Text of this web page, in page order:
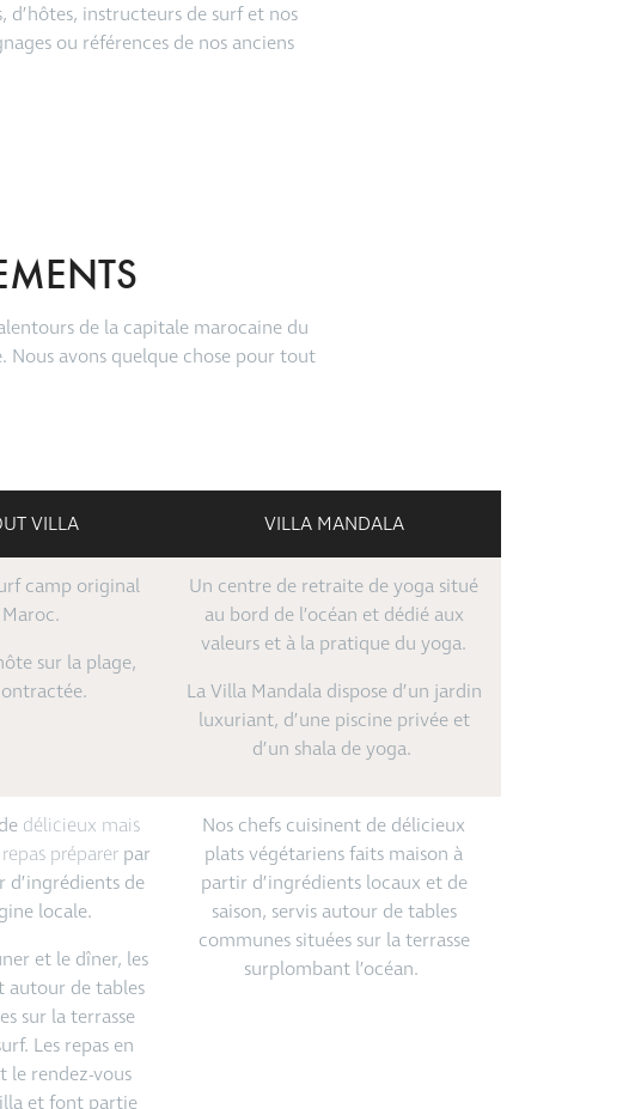
instructeurs de surf et nos
ou références de nos anciens
de la capitale marocaine du
avons quelque chose pour tout
VILLA VILLA MANDALA
camp original
sur la plage,
Un centre de retraite de yoga situé
au bord de l’océan et dédié aux
valeurs et à la pratique du yoga.
La Villa Mandala dispose d’un jardin
luxuriant, d’une piscine privée et
d’un shala de yoga.
délicieux mais
repaspréparerpar
de
locale.
et le dîner, les
autour de tables
sur la terrasse
Les repas en
le rendez-vous
et font partie
Nos chefs cuisinent de délicieux
plats végétariens faits maison à
partir d’ingrédients locaux et de
saison, servis autour de tables
communes situées sur la terrasse
surplombant l’océan.